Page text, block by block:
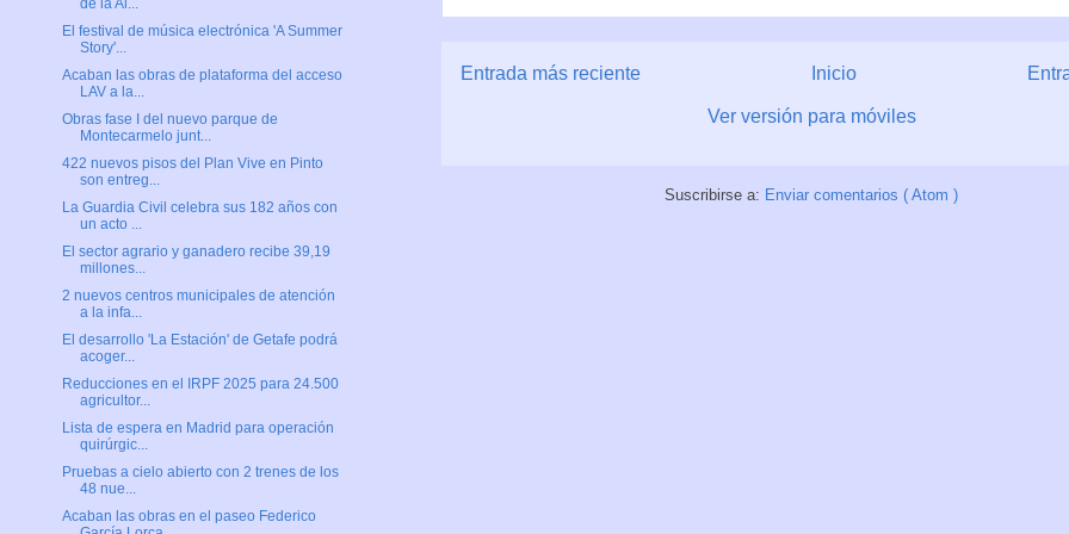
Entrada más reciente Inicio
Ver versión para móviles
Suscribirse a: Enviar comentarios ( Atom )
de la Al...
El festival de música electrónica 'A Summer
Story'...
Acaban las obras de plataforma del acceso
LAV a la...
Obras fase I del nuevo parque de
Montecarmelo junt...
422 nuevos pisos del Plan Vive en Pinto
son entreg...
La Guardia Civil celebra sus 182 años con
un acto ...
El sector agrario y ganadero recibe 39,19
millones...
2 nuevos centros municipales de atención
a la infa...
El desarrollo 'La Estación' de Getafe podrá
acoger...
Reducciones en el IRPF 2025 para 24.500
agricultor...
Lista de espera en Madrid para operación
quirúrgic...
Pruebas a cielo abierto con 2 trenes de los
48 nue...
Acaban las obras en el paseo Federico